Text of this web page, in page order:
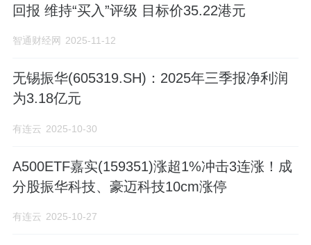
回报 维持“买入”评级 目标价35.22港元
智通财经网 2025-11-12
无锡振华(605319.SH)：2025年三季报净利润
为3.18亿元
有连云 2025-10-30
A500ETF嘉实(159351)涨超1%冲击3连涨！成
分股振华科技、豪迈科技10cm涨停
有连云 2025-10-27